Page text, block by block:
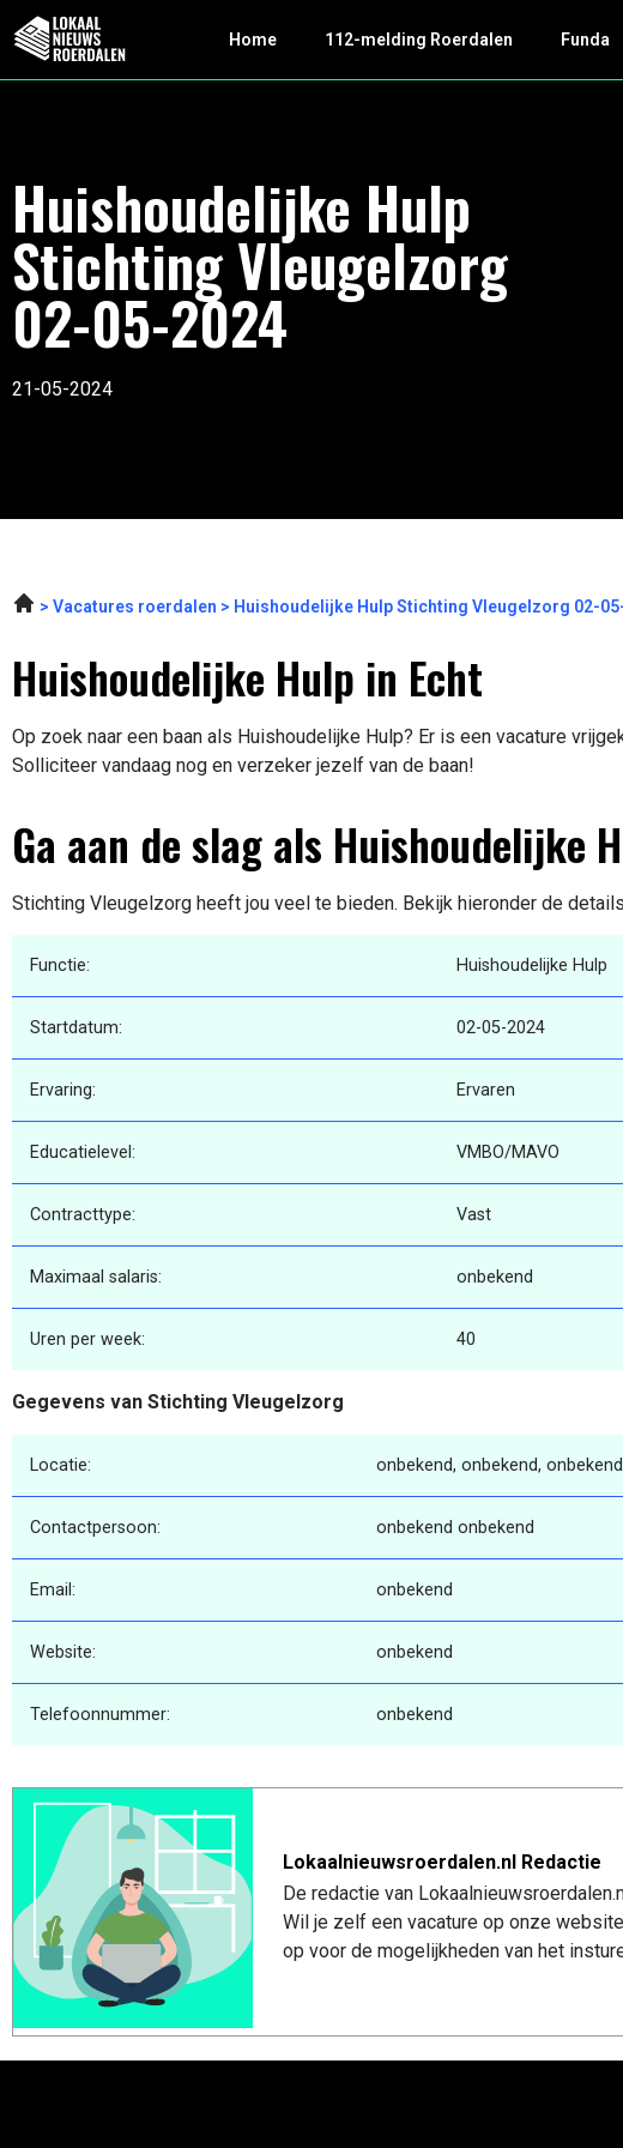
Home 112-melding Roerdalen Funda
Huishoudelijke Hulp
Stichting Vleugelzorg
02-05-2024
21-05-2024
Vacatures roerdalen Huishoudelijke Hulp Stichting Vleugelzorg 02-
Huishoudelijke Hulp in Echt
Op zoek naar een baan als Huishoudelijke Hulp? Er is een vacature
Solliciteer vandaag nog en verzeker jezelf van de baan!
Ga aan de slag als Huishoudelijke
Stichting Vleugelzorg heeft jou veel te bieden. Bekijk hieronder de
Functie: Huishoudelijke Hulp
Startdatum: 02-05-2024
Ervaring: Ervaren
Educatielevel: VMBO/MAVO
Contracttype: Vast
Maximaal salaris: onbekend
Uren per week: 40
Gegevens van Stichting Vleugelzorg
Locatie: onbekend, onbekend, onbekend
Contactpersoon: onbekend onbekend
Email: onbekend
Website: onbekend
Telefoonnummer: onbekend
Lokaalnieuwsroerdalen.nl Redactie
De redactie van
Wil je zelf een vacature op onze
op voor de mogelijkheden van het